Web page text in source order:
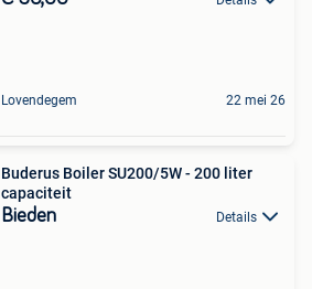
Lovendegem 22 mei 26
Buderus Boiler SU200/5W - 200 liter
capaciteit
Bieden Details